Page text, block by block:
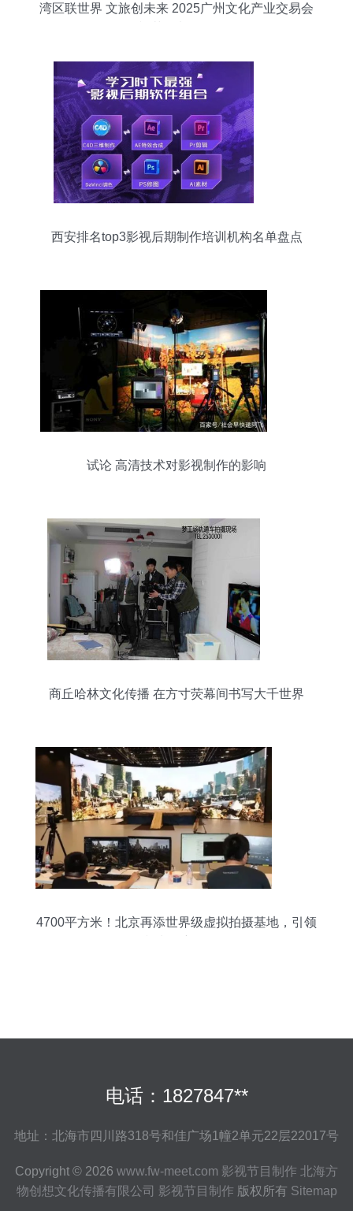
湾区联世界 文旅创未来 2025广州文化产业交易会
西安排名top3影视后期制作培训机构名单盘点
试论 高清技术对影视制作的影响
商丘哈林文化传播 在方寸荧幕间书写大千世界
4700平方米！北京再添世界级虚拟拍摄基地，引领
电话：1827847**
地址：北海市四川路318号和佳广场1幢2单元22层22017号
Copyright © 2026 www.fw-meet.com 影视节目制作 北海方
物创想文化传播有限公司 影视节目制作 版权所有 Sitemap